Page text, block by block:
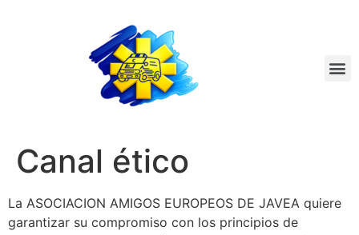
Canal ético
La ASOCIACION AMIGOS EUROPEOS DE JAVEA quiere
garantizar su compromiso con los principios de